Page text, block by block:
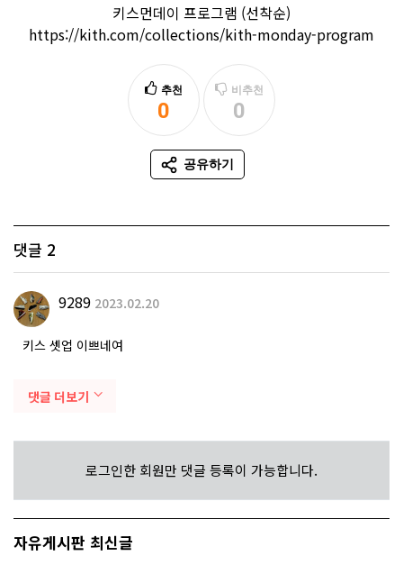
키스먼데이 프로그램 (선착순)
https://kith.com/collections/kith-monday-program
추천
0
추천
비추천
0
비추천
공유하기
SNS 공유
댓글 2
9289 2023.02.20
키스 셋업 이쁘네여
댓글 더보기
로그인한 회원만 댓글 등록이 가능합니다.
자유게시판 최신글